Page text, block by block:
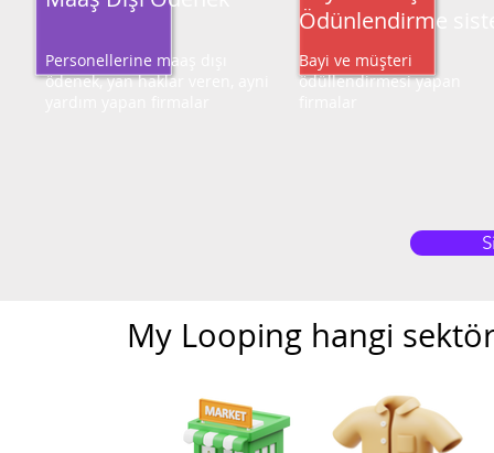
Personellerine maaş dışı
ödenek, yan haklar veren, ayni
Ödünlendirme
Bayi ve müşteri
ödüllendirmesi yapan
My Looping hangi